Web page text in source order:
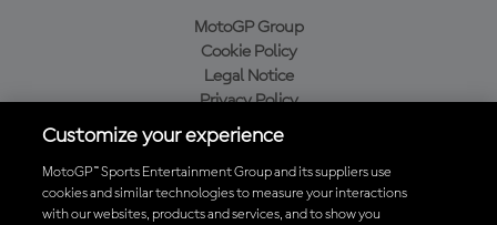
MotoGP Group
Cookie Policy
Legal Notice
Privacy Policy
Purchase Policy
Baixe o aplicativo oficial da MotoGP™
Customize your experience
MotoGP™ Sports Entertainment Group and its suppliers use
cookies and similar technologies to measure your interactions
with our websites, products and services, and to show you